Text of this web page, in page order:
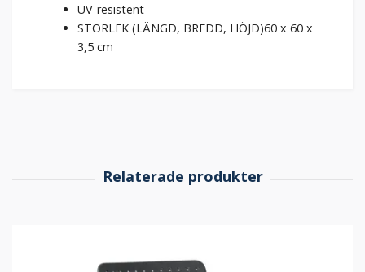
UV-resistent
STORLEK (LÄNGD, BREDD, HÖJD)60 x 60 x
3,5 cm